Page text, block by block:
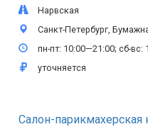
Нарвская
Санкт-Петербург,
пн-пт: 10:00—21:00; сб-вс:
уточняется
Салон-парикмахерская